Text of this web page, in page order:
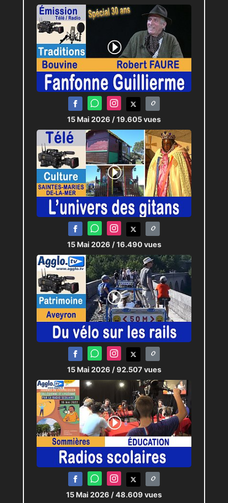
15 Mai 2026 / 19.605 vues
15 Mai 2026 / 16.490 vues
15 Mai 2026 / 92.507 vues
15 Mai 2026 / 48.609 vues